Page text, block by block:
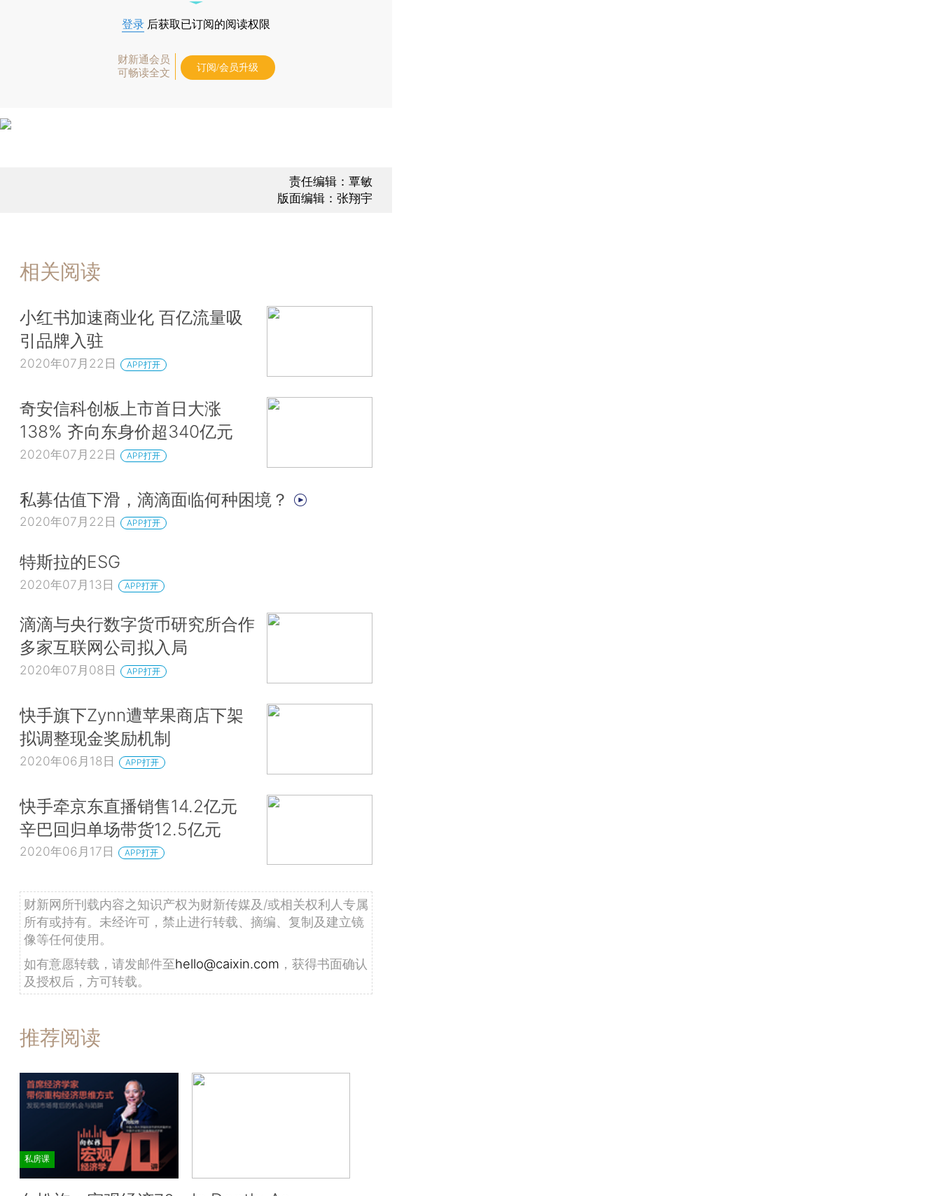
登录 后获取已订阅的阅读权限
财新通会员
可畅读全文
订阅/会员升级
责任编辑：覃敏
版面编辑：张翔宇
相关阅读
小红书加速商业化 百亿流量吸
引品牌入驻
2020年07月22日 APP打开
奇安信科创板上市首日大涨
138% 齐向东身价超340亿元
2020年07月22日 APP打开
私募估值下滑，滴滴面临何种困境？
2020年07月22日 APP打开
特斯拉的ESG
2020年07月13日 APP打开
滴滴与央行数字货币研究所合作
多家互联网公司拟入局
2020年07月08日 APP打开
快手旗下Zynn遭苹果商店下架
拟调整现金奖励机制
2020年06月18日 APP打开
快手牵京东直播销售14.2亿元
辛巴回归单场带货12.5亿元
2020年06月17日 APP打开
财新网所刊载内容之知识产权为财新传媒及/或相关权利人专属
所有或持有。未经许可，禁止进行转载、摘编、复制及建立镜
像等任何使用。
如有意愿转载，请发邮件至hello@caixin.com ，获得书面确认
及授权后，方可转载。
推荐阅读
私房课